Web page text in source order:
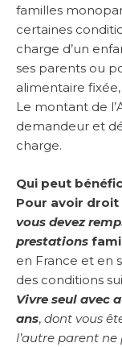
familles
certaines
charge d’un
ses parents ou
alimentaire
Le montant de
demandeur et
charge.
Qui peut
Pour avoir droit
vous devez
prestations
en France et en
des conditions
Vivre seul avec
ans, dont vous
l’autre parent ne